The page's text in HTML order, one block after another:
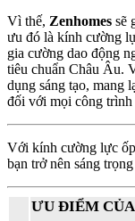
Vì thế, Zenhomes sẽ
ưu đó là kính cường
gia cường dao động
tiêu chuẩn Châu Âu.
dụng sáng tạo, mang
đối với mọi công trình
Với kính cường lực
bạn trở nên sáng
ƯU ĐIỂM